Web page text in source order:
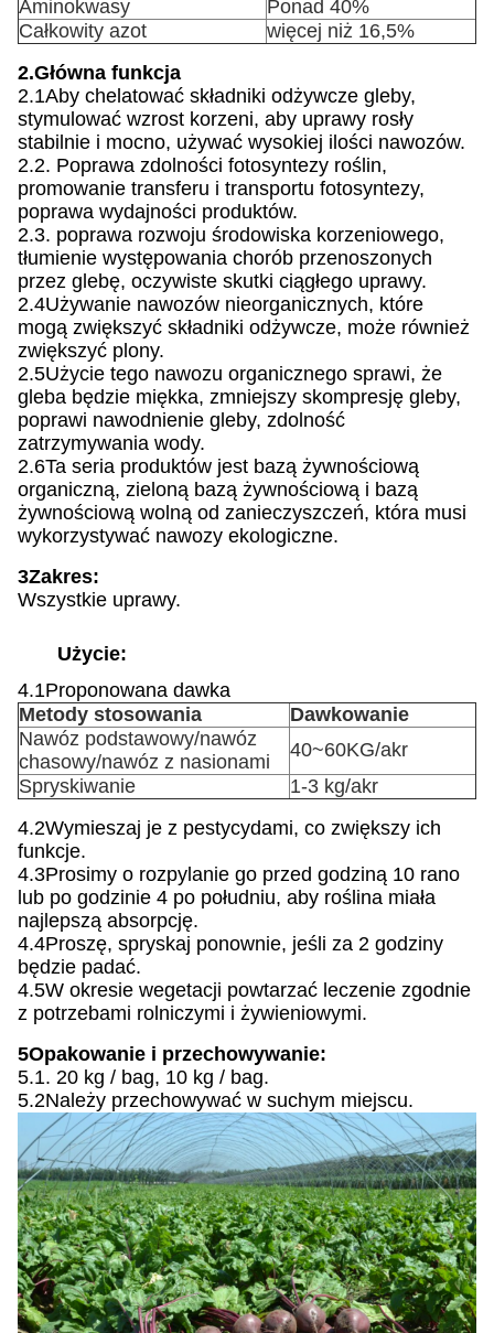
Aminokwasy
Ponad 40%
Całkowity azot
więcej niż 16,5%
2.Główna funkcja
2.1Aby chelatować składniki odżywcze gleby,
stymulować wzrost korzeni, aby uprawy rosły
stabilnie i mocno, używać wysokiej ilości nawozów.
2.2. Poprawa zdolności fotosyntezy roślin,
promowanie transferu i transportu fotosyntezy,
poprawa wydajności produktów.
2.3. poprawa rozwoju środowiska korzeniowego,
tłumienie występowania chorób przenoszonych
przez glebę, oczywiste skutki ciągłego uprawy.
2.4Używanie nawozów nieorganicznych, które
mogą zwiększyć składniki odżywcze, może również
zwiększyć plony.
2.5Użycie tego nawozu organicznego sprawi, że
gleba będzie miękka, zmniejszy skompresję gleby,
poprawi nawodnienie gleby, zdolność
zatrzymywania wody.
2.6Ta seria produktów jest bazą żywnościową
organiczną, zieloną bazą żywnościową i bazą
żywnościową wolną od zanieczyszczeń, która musi
wykorzystywać nawozy ekologiczne.
3Zakres:
Wszystkie uprawy.
Użycie:
4.1Proponowana dawka
Metody stosowania
Dawkowanie
Nawóz podstawowy/nawóz
chasowy/nawóz z nasionami
40~60KG/akr
Spryskiwanie
1-3 kg/akr
4.2Wymieszaj je z pestycydami, co zwiększy ich
funkcje.
4.3Prosimy o rozpylanie go przed godziną 10 rano
lub po godzinie 4 po południu, aby roślina miała
najlepszą absorpcję.
4.4Proszę, spryskaj ponownie, jeśli za 2 godziny
będzie padać.
4.5W okresie wegetacji powtarzać leczenie zgodnie
z potrzebami rolniczymi i żywieniowymi.
5Opakowanie i przechowywanie:
5.1. 20 kg / bag, 10 kg / bag.
5.2Należy przechowywać w suchym miejscu.